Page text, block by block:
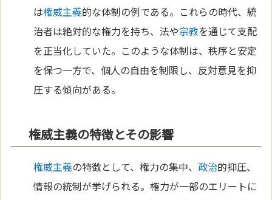
は権威主義的な体制の例である。これらの時代、統
治者は絶対的な権力を持ち、法や宗教を通じて支配
を正当化していた。このような体制は、秩序と安定
を保つ一方で、個人の自由を制限し、反対意見を抑
圧する傾向がある。
権威主義の特徴とその影響
権威主義の特徴として、権力の集中、 政治的抑圧、
情報の統制が挙げられる。権力が一部のエリートに